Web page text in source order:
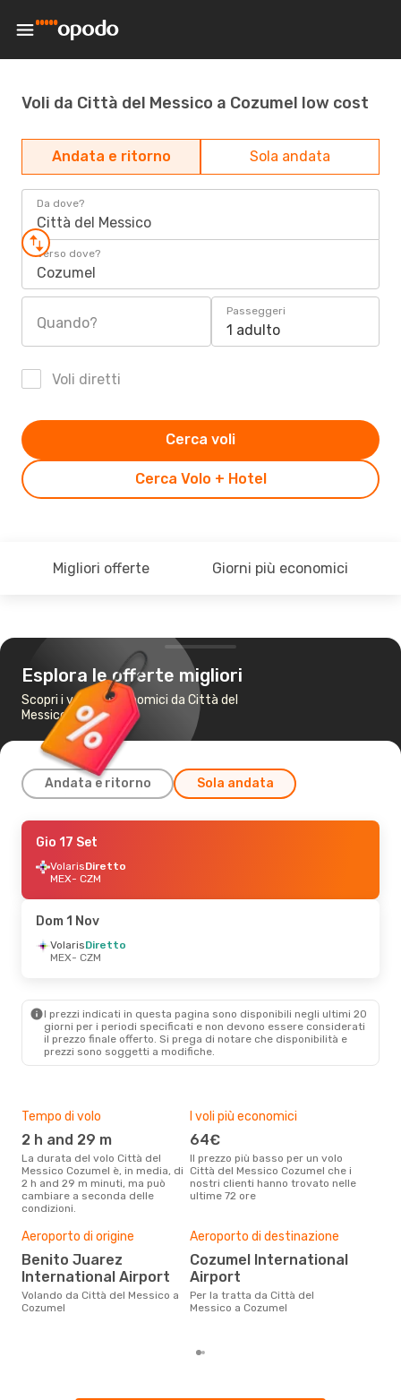
Voli da Città del Messico a Cozumel low cost
Andata e ritorno Sola andata
Da dove?
Città del Messico
Verso dove?
Cozumel
Quando?
Passeggeri
1 adulto
Voli diretti
Cerca Volo + Hotel
Cerca voli
Migliori offerte Giorni più economici
Esplora le offerte migliori
Scopri i voli più economici da Città del
Messico a Cozumel
Andata e ritorno Sola andata
Gio 10 Set
VolarisDiretto
MEX- CZM
CZM- MEX
Mar 25 Ago- Sab 29 Ago
- MEX
Gio 17 Set
VolarisDiretto
MEX- CZM
Dom 1 Nov
VolarisDiretto
MEX- CZM
I prezzi indicati in questa pagina sono disponibili negli ultimi 20
giorni per i periodi specificati e non devono essere considerati
il ​​prezzo finale offerto. Si prega di notare che disponibilità e
prezzi sono soggetti a modifiche.
Tempo di volo
2 h and 29 m
La durata del volo Città del
Messico Cozumel è, in media, di
2 h and 29 m minuti, ma può
cambiare a seconda delle
condizioni.
I voli più economici
64€
Il prezzo più basso per un volo
Città del Messico Cozumel che i
nostri clienti hanno trovato nelle
ultime 72 ore
Aeroporto di origine
Benito Juarez
International Airport
Volando da Città del Messico a
Cozumel
Aeroporto di destinazione
Cozumel International
Airport
Per la tratta da Città del
Messico a Cozumel